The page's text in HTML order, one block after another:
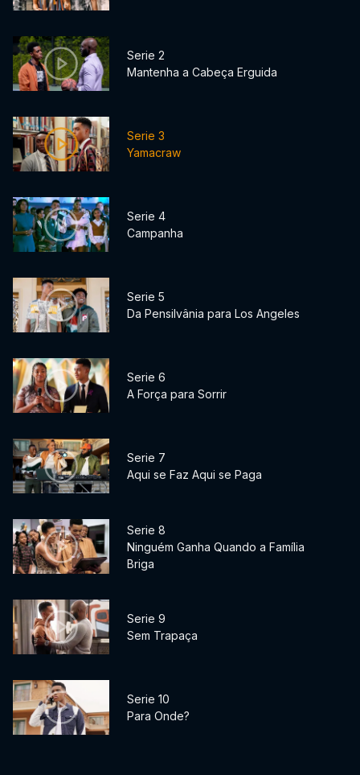
Serie 2
Mantenha a Cabeça Erguida
Serie 3
Yamacraw
Serie 4
Campanha
Serie 5
Da Pensilvânia para Los Angeles
Serie 6
A Força para Sorrir
Serie 7
Aqui se Faz Aqui se Paga
Serie 8
Ninguém Ganha Quando a Família
Briga
Serie 9
Sem Trapaça
Serie 10
Para Onde?